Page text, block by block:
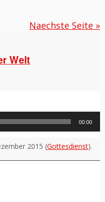
Naechste Seite »
Welt
00:00
2015 (Gottesdienst).